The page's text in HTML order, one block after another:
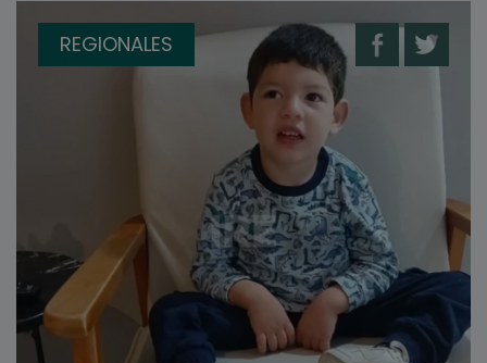
REGIONALES